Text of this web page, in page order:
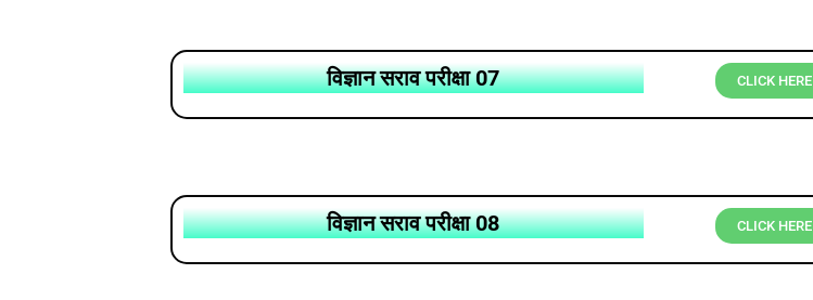
विज्ञान सराव परीक्षा 07 CLICK HERE
विज्ञान सराव परीक्षा 08 CLICK HERE